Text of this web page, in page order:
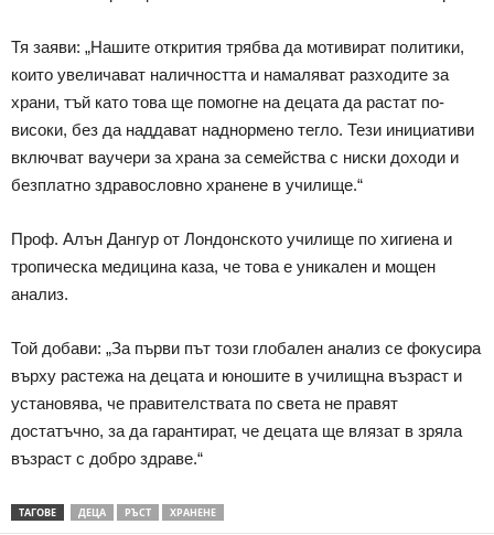
Тя заяви: „Нашите открития трябва да мотивират политики,
които увеличават наличността и намаляват разходите за
храни, тъй като това ще помогне на децата да растат по-
високи, без да наддават наднормено тегло. Тези инициативи
включват ваучери за храна за семейства с ниски доходи и
безплатно здравословно хранене в училище.“
Проф. Алън Дангур от Лондонското училище по хигиена и
тропическа медицина каза, че това е уникален и мощен
анализ.
Той добави: „За първи път този глобален анализ се фокусира
върху растежа на децата и юношите в училищна възраст и
установява, че правителствата по света не правят
достатъчно, за да гарантират, че децата ще влязат в зряла
възраст с добро здраве.“
ТАГОВЕ ДЕЦА РЪСТ ХРАНЕНЕ